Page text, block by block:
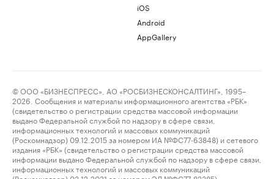
iOS
Android
AppGallery
© ООО «БИЗНЕСПРЕСС», АО «РОСБИЗНЕСКОНСАЛТИНГ», 1995–
2026. Сообщения и материалы информационного агентства «РБК»
(свидетельство о регистрации средства массовой информации
выдано Федеральной службой по надзору в сфере связи,
информационных технологий и массовых коммуникаций
(Роскомнадзор) 09.12.2015 за номером ИА №ФС77-63848) и сетевого
издания «РБК» (свидетельство о регистрации средства массовой
информации выдано Федеральной службой по надзору в сфере связи,
информационных технологий и массовых коммуникаций